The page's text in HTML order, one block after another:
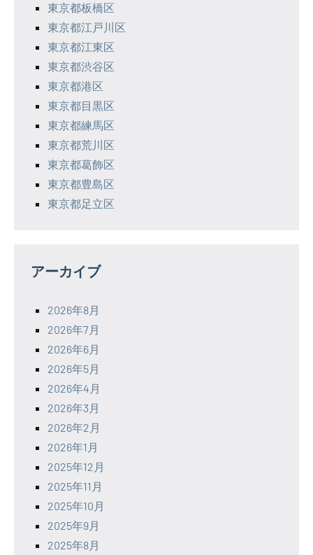
東京都板橋区
東京都江戸川区
東京都江東区
東京都渋谷区
東京都港区
東京都目黒区
東京都練馬区
東京都荒川区
東京都葛飾区
東京都豊島区
東京都足立区
アーカイブ
2026年8月
2026年7月
2026年6月
2026年5月
2026年4月
2026年3月
2026年2月
2026年1月
2025年12月
2025年11月
2025年10月
2025年9月
2025年8月